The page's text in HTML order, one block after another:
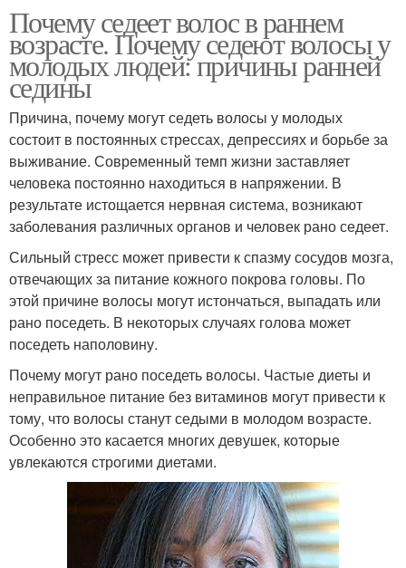
Почему седеет волос в раннем
возрасте. Почему седеют волосы у
молодых людей: причины ранней
седины
Причина, почему могут седеть волосы у молодых
состоит в постоянных стрессах, депрессиях и борьбе за
выживание. Современный темп жизни заставляет
человека постоянно находиться в напряжении. В
результате истощается нервная система, возникают
заболевания различных органов и человек рано седеет.
Сильный стресс может привести к спазму сосудов мозга,
отвечающих за питание кожного покрова головы. По
этой причине волосы могут истончаться, выпадать или
рано поседеть. В некоторых случаях голова может
поседеть наполовину.
Почему могут рано поседеть волосы. Частые диеты и
неправильное питание без витаминов могут привести к
тому, что волосы станут седыми в молодом возрасте.
Особенно это касается многих девушек, которые
увлекаются строгими диетами.